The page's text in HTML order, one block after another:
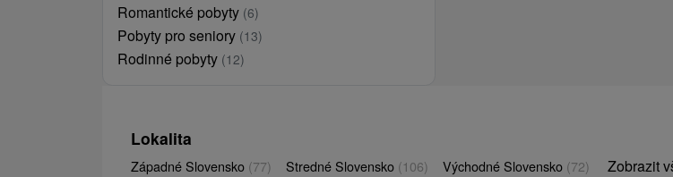
Romantické pobyty (6)
Pobyty pro seniory (13)
Rodinné pobyty (12)
Lokalita
Západné Slovensko (77) Stredné Slovensko (106) Východné Slovensko (72) Zobrazit